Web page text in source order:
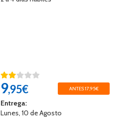
9,95€ ANTES 17,95€
Entrega:
Lunes, 10 de Agosto